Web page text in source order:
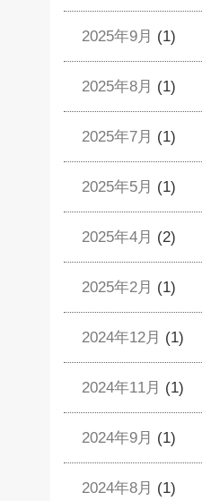
2025年9月 (1)
2025年8月 (1)
2025年7月 (1)
2025年5月 (1)
2025年4月 (2)
2025年2月 (1)
2024年12月 (1)
2024年11月 (1)
2024年9月 (1)
2024年8月 (1)